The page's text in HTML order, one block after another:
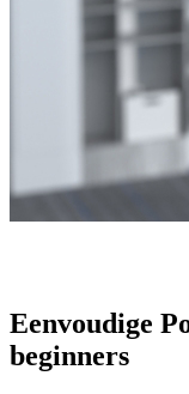
Eenvoudige
beginners